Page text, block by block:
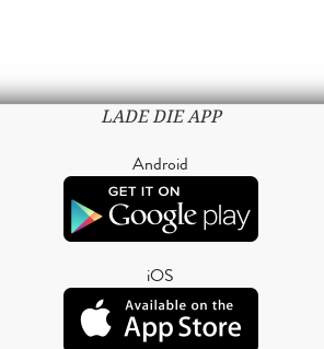
LADE DIE APP
Android
iOS